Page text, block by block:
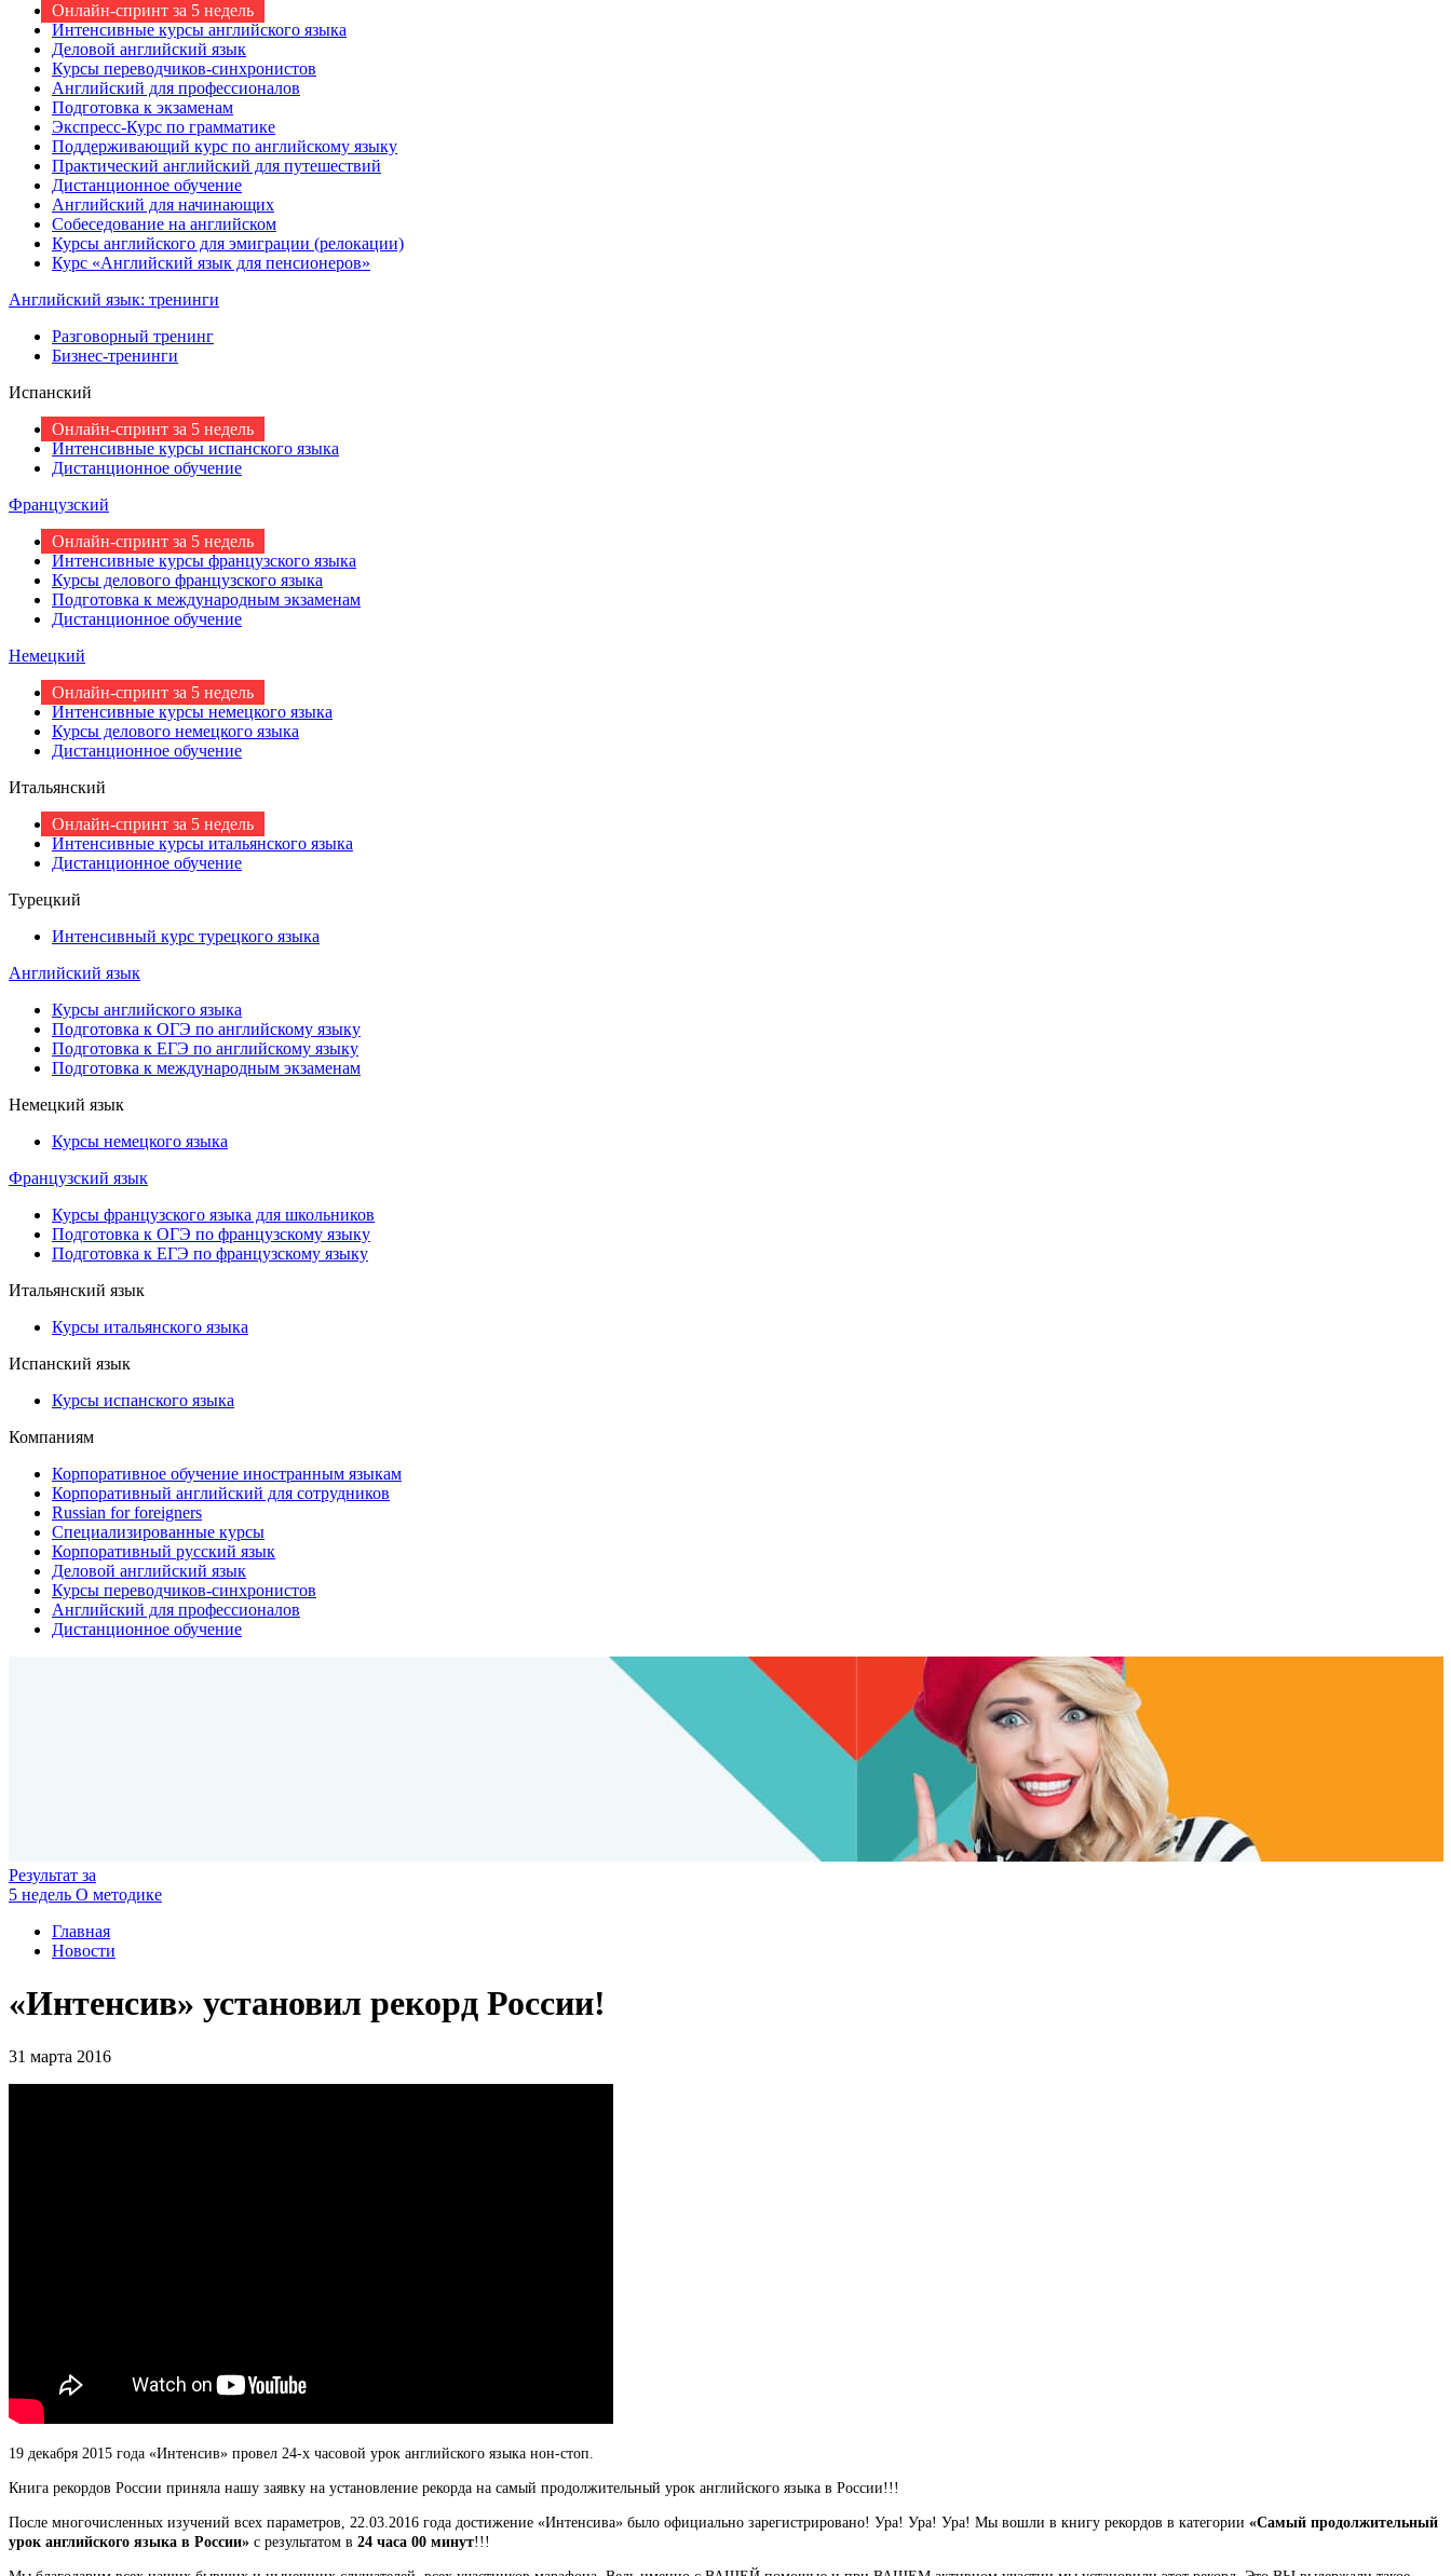
Онлайн-спринт за 5 недель
Интенсивные курсы английского языка
Деловой английский язык
Курсы переводчиков-синхронистов
Английский для профессионалов
Подготовка к экзаменам
Экспресс-Курс по грамматике
Поддерживающий курс по английскому языку
Практический английский для путешествий
Дистанционное обучение
Английский для начинающих
Собеседование на английском
Курсы английского для эмиграции (релокации)
Курс «Английский язык для пенсионеров»
Английский язык: тренинги
Разговорный тренинг
Бизнес-тренинги
Испанский
Онлайн-спринт за 5 недель
Интенсивные курсы испанского языка
Дистанционное обучение
Французский
Онлайн-спринт за 5 недель
Интенсивные курсы французского языка
Курсы делового французского языка
Подготовка к международным экзаменам
Дистанционное обучение
Немецкий
Онлайн-спринт за 5 недель
Интенсивные курсы немецкого языка
Курсы делового немецкого языка
Дистанционное обучение
Итальянский
Онлайн-спринт за 5 недель
Интенсивные курсы итальянского языка
Дистанционное обучение
Турецкий
Интенсивный курс турецкого языка
Английский язык
Курсы английского языка
Подготовка к ОГЭ по английскому языку
Подготовка к ЕГЭ по английскому языку
Подготовка к международным экзаменам
Немецкий язык
Курсы немецкого языка
Французский язык
Курсы французского языка для школьников
Подготовка к ОГЭ по французскому языку
Подготовка к ЕГЭ по французскому языку
Итальянский язык
Курсы итальянского языка
Испанский язык
Курсы испанского языка
Компаниям
Корпоративное обучение иностранным языкам
Корпоративный английский для сотрудников
Russian for foreigners
Специализированные курсы
Корпоративный русский язык
Деловой английский язык
Курсы переводчиков-синхронистов
Английский для профессионалов
Дистанционное обучение
Результат за
5 недель О методике
Главная
Новости
«Интенсив» установил рекорд России!
31 марта 2016
19 декабря 2015 года «Интенсив» провел 24-х часовой урок английского языка нон-стоп.
Книга рекордов России приняла нашу заявку на установление рекорда на самый продолжительный урок английского языка в России!!!
После многочисленных изучений всех параметров, 22.03.2016 года достижение «Интенсива» было официально зарегистрировано! Ура! Ура! Ура! Мы вошли в книгу рекордов в категории «Самый продолжительный
урок английского языка в России» с результатом в 24 часа 00 минут!!!